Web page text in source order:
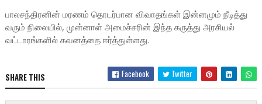
பாலசந்திரனின் மரணம் தொடர்பான விவாதங்கள் இன்னமும் நீடித்து
வரும் நிலையில், முன்னாள் அமைச்சரின் இந்த கருத்து அரசியல்
வட்டாரங்களில் கவனத்தை ஈர்த்துள்ளது.
SHARE THIS Facebook Twitter